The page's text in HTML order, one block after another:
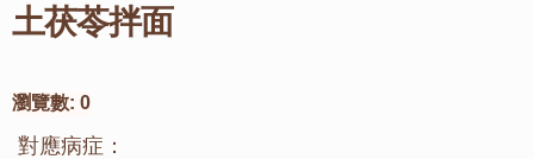
土茯苓拌面
瀏覽數: 0
對應病症：